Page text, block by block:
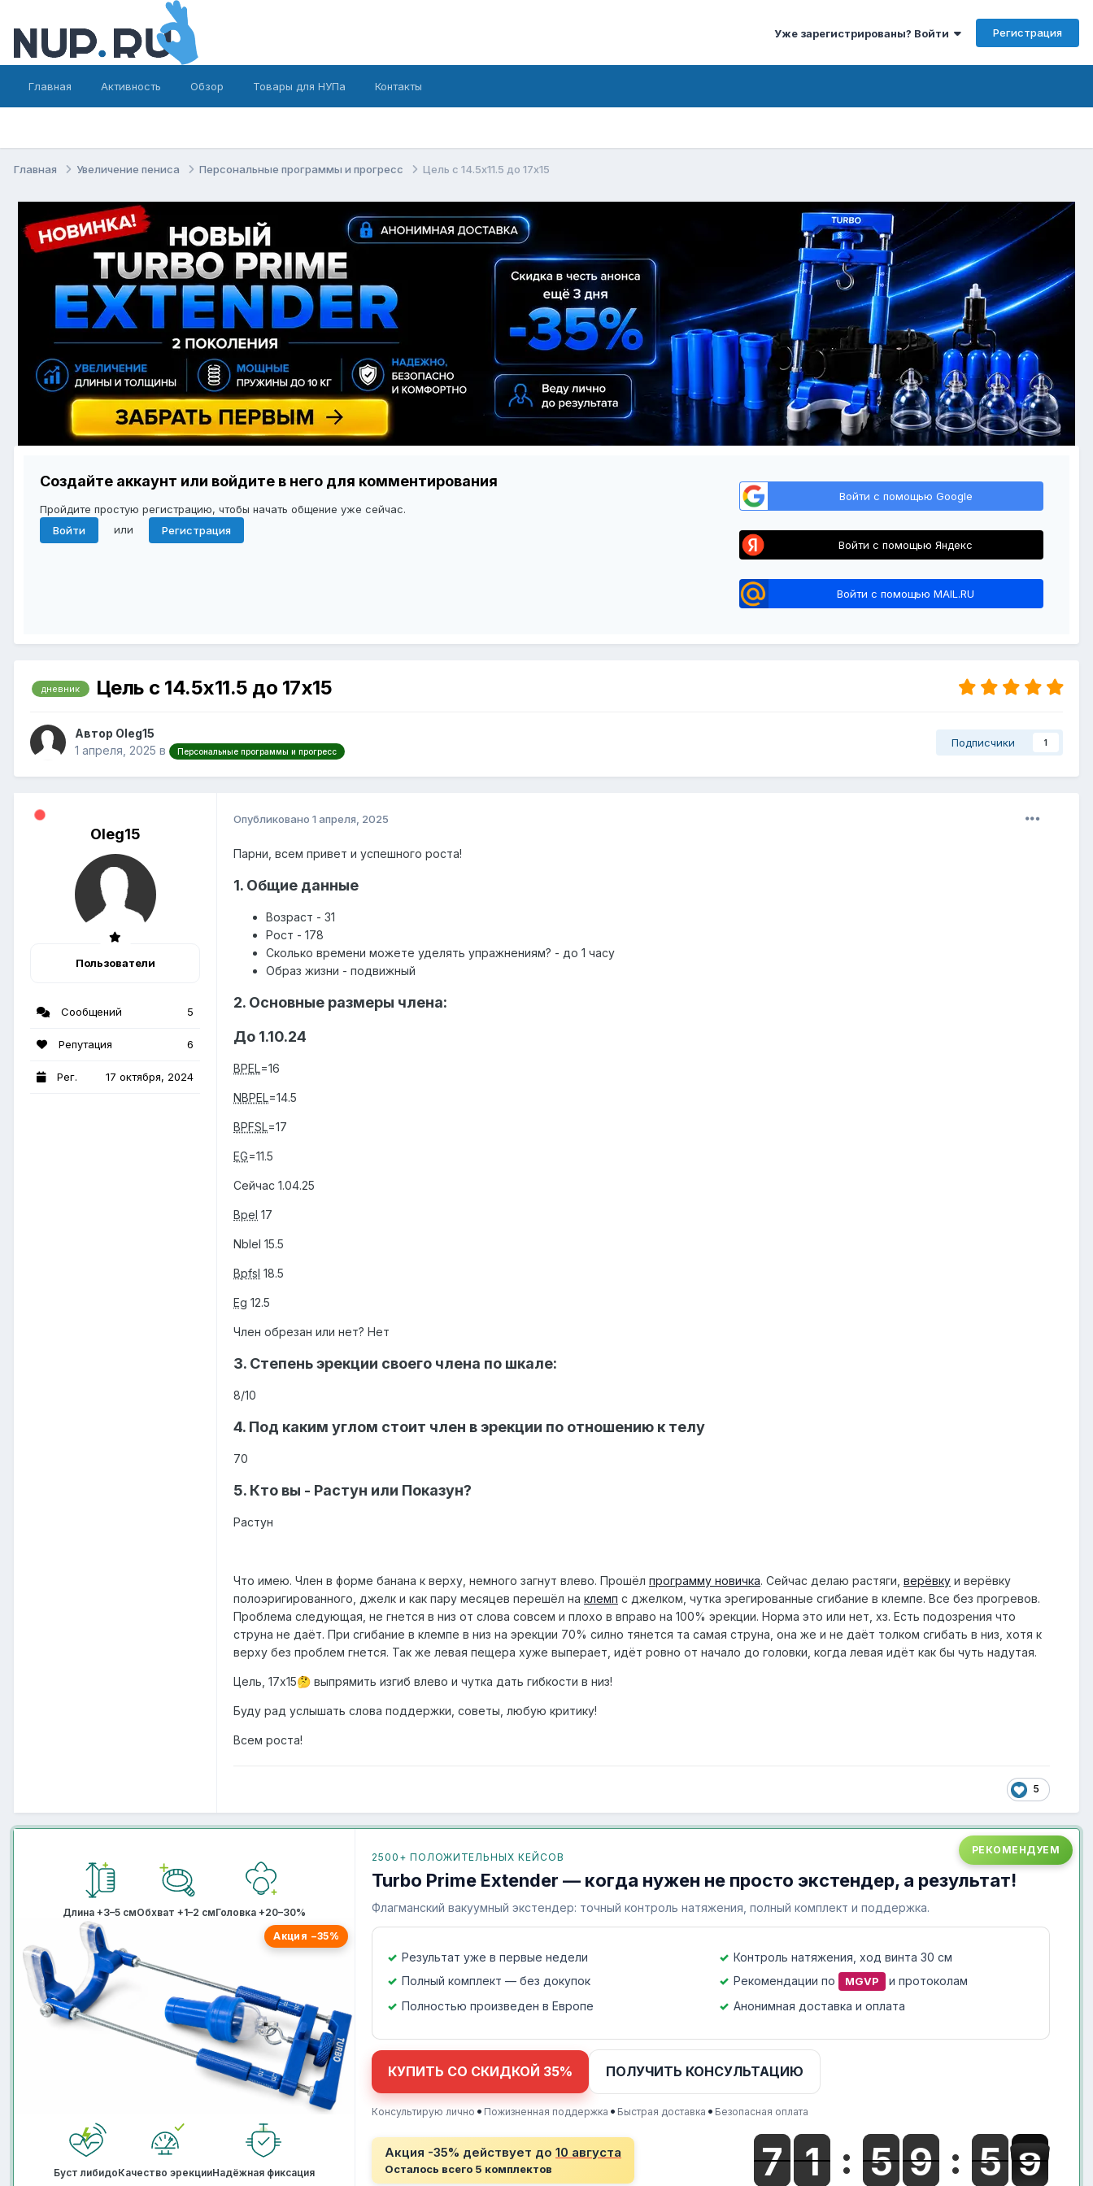
Уже зарегистрированы? Войти Регистрация
Главная Активность Обзор Товары для НУПа Контакты
Главная Увеличение пениса Персональные программы и прогресс Цель с 14.5х11.5 до 17х15
Создайте аккаунт или войдите в него для комментирования
Пройдите простую регистрацию, чтобы начать общение уже сейчас.
Войти
или Регистрация
Войти с помощью Google
Войти с помощью Яндекс
Войти с помощью MAIL.RU
дневник Цель с 14.5х11.5 до 17х15
Автор Oleg15
1 апреля, 2025 в Персональные программы и прогресс
Подписчики 1
Oleg15
Пользователи
Сообщений 5
Репутация 6
Рег. 17 октября, 2024
Опубликовано 1 апреля, 2025
Парни, всем привет и успешного роста!
1. Общие данные
Возраст - 31
Рост - 178
Сколько времени можете уделять упражнениям? - до 1 часу
Образ жизни - подвижный
2. Основные размеры члена:
До 1.10.24
BPEL=16
NBPEL=14.5
BPFSL=17
EG=11.5
Сейчас 1.04.25
Bpel 17
Nblel 15.5
Bpfsl 18.5
Eg 12.5
Член обрезан или нет? Нет
3. Степень эрекции своего члена по шкале:
8/10
4. Под каким углом стоит член в эрекции по отношению к телу
70
5. Кто вы - Растун или Показун?
Растун
Что имею. Член в форме банана к верху, немного загнут влево. Прошёл программу новичка. Сейчас делаю растяги, верёвку и верёвку
полоэригированного, джелк и как пару месяцев перешёл на клемп с джелком, чутка эрегированные сгибание в клемпе. Все без прогревов.
Проблема следующая, не гнется в низ от слова совсем и плохо в вправо на 100% эрекции. Норма это или нет, хз. Есть подозрения что
струна не даёт. При сгибание в клемпе в низ на эрекции 70% силно тянется та самая струна, она же и не даёт толком сгибать в низ, хотя к
верху без проблем гнется. Так же левая пещера хуже выперает, идёт ровно от начало до головки, когда левая идёт как бы чуть надутая.
Цель, 17х15🤔 выпрямить изгиб влево и чутка дать гибкости в низ!
Буду рад услышать слова поддержки, советы, любую критику!
Всем роста!
5
Длина +3–5 смОбхват +1–2 смГоловка +20–30%
Акция −35%
Буст либидоКачество эрекцииНадёжная фиксация
РЕКОМЕНДУЕМ
2500+ ПОЛОЖИТЕЛЬНЫХ КЕЙСОВ
Turbo Prime Extender — когда нужен не просто экстендер, а результат!
Флагманский вакуумный экстендер: точный контроль натяжения, полный комплект и поддержка.
Результат уже в первые недели
Контроль натяжения, ход винта 30 см
Полный комплект — без докупок
Рекомендации по MGVP
и протоколам
Полностью произведен в Европе
Анонимная доставка и оплата
КУПИТЬ СО СКИДКОЙ 35% ПОЛУЧИТЬ КОНСУЛЬТАЦИЮ
Консультирую лично • Пожизненная поддержка • Быстрая доставка • Безопасная оплата
Акция -35% действует до 10 августа
Осталось всего 5 комплектов